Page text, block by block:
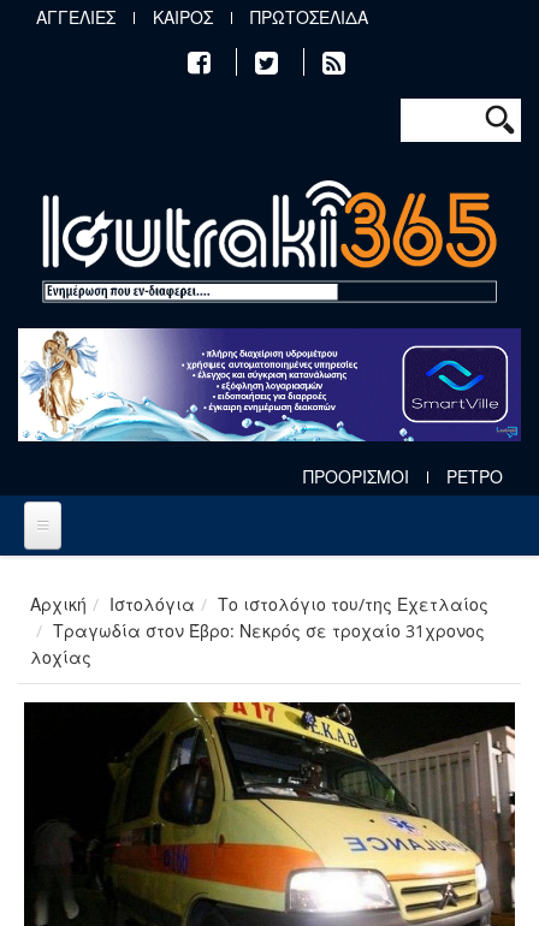
Παράκαμψη προς το κυρίως περιεχόμενο
ΑΓΓΕΛΙΕΣ ΚΑΙΡΟΣ ΠΡΩΤΟΣΕΛΙΔΑ
Φόρμα
Αναζήτηση
ΠΡΟΟΡΙΣΜΟΙ ΡΕΤΡΟ
Αρχική Ιστολόγια
Το ιστολόγιο του/της Εχετλαίος
Τραγωδία στον Έβρο: Νεκρός σε τροχαίο 31χρονος
λοχίας